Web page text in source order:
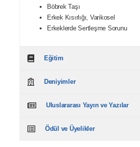
Böbrek Taşı
Erkek Kısırlığı, Varikosel
Erkeklerde Sertleşme Sorunu
Eğitim
Deniyimler
Uluslararası Yayın ve Yazılar
Ödül ve Üyelikler